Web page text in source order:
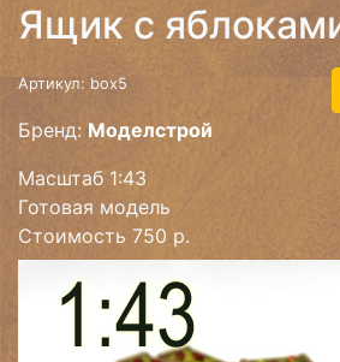
Ящик c
Артикул: box5
Бренд: Моделстрой
Масштаб 1:43
Готовая модель
Стоимость 750 р.